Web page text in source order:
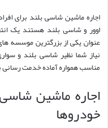
اجاره ماشین شاسی بلند برای
اوور و شاسی بلند هستند یک
عنوان یکی از بزرگترین موسسه
نیاز شما نظیر شاسی بلند و
مناسب همواره آماده خدمت
اجاره ماشین
خودروها